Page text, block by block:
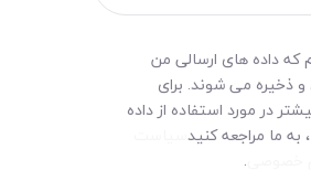
که داده های ارسالی من
ذخیره می شوند. برای
در مورد استفاده از داده
به ما مراجعه کنید
.